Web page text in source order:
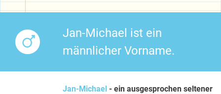
Jan-Michael ist ein
männlicher Vorname.
Jan-Michael - ein ausgesprochen seltener